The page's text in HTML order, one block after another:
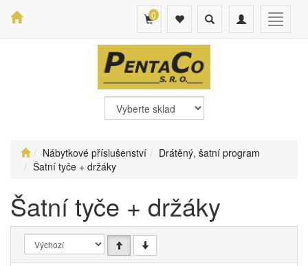
Toggle
Toggle
navigation
Toggle
search
0
Nábytkové příslušenství
Drátěný, šatní program
Šatní tyče + držáky
Šatní tyče + držáky